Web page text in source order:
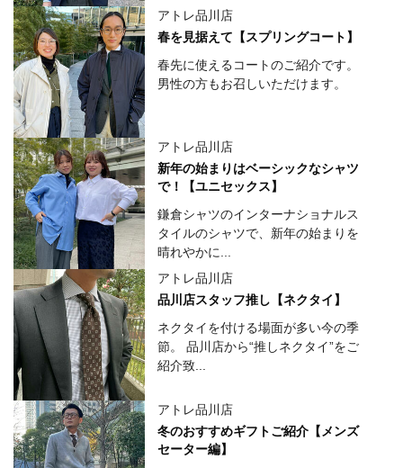
アトレ品川店
春を見据えて【スプリングコート】
春先に使えるコートのご紹介です。
男性の方もお召しいただけます。
アトレ品川店
新年の始まりはベーシックなシャツ
で！【ユニセックス】
鎌倉シャツのインターナショナルス
タイルのシャツで、新年の始まりを
晴れやかに...
アトレ品川店
品川店スタッフ推し【ネクタイ】
ネクタイを付ける場面が多い今の季
節。 品川店から“推しネクタイ”をご
紹介致...
アトレ品川店
冬のおすすめギフトご紹介【メンズ
セーター編】